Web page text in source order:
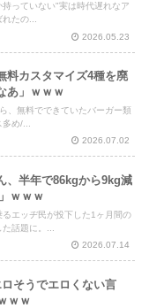
っていない"実は時代遅れなア
れたの...
2026.05.23
料カスタマイズ4種を廃
あ」ｗｗｗ
、無料でできていたバーガー類
め/...
2026.07.02
、半年で86kgから9kg減
ｗｗｗ
るエッヂ民が投下した1ヶ月間の
話題に。...
2026.07.14
ロそうでエロくない言
ｗｗ